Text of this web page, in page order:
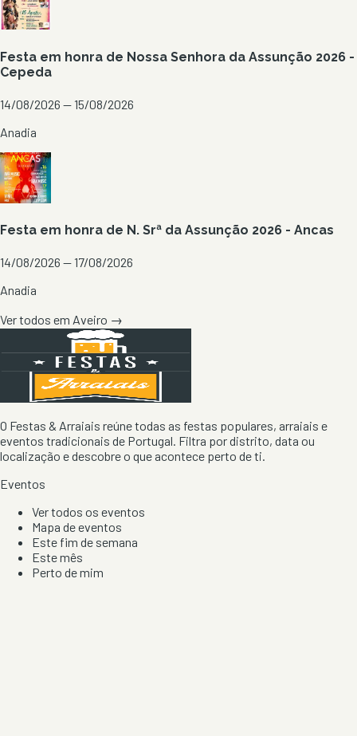
Festa em honra de Nossa Senhora da Assunção 2026 -
Cepeda
14/08/2026 — 15/08/2026
Anadia
Festa em honra de N. Srª da Assunção 2026 - Ancas
14/08/2026 — 17/08/2026
Anadia
Ver todos em Aveiro →
O Festas & Arraiais reúne todas as festas populares, arraiais e
eventos tradicionais de Portugal. Filtra por distrito, data ou
localização e descobre o que acontece perto de ti.
Eventos
Ver todos os eventos
Mapa de eventos
Este fim de semana
Este mês
Perto de mim